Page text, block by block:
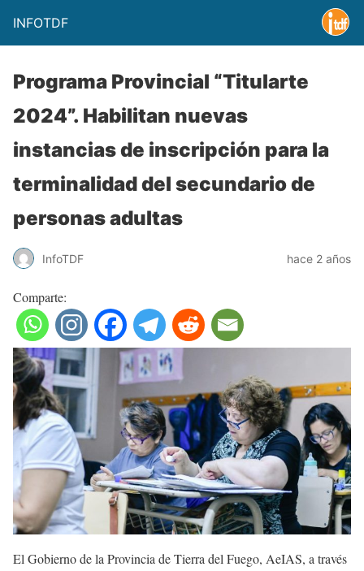
INFOTDF
Programa Provincial “Titularte
2024”. Habilitan nuevas
instancias de inscripción para la
terminalidad del secundario de
personas adultas
InfoTDF hace 2 años
Comparte:
El Gobierno de la Provincia de Tierra del Fuego, AeIAS, a través